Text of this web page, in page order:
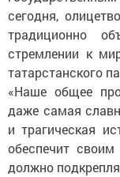
сегодня,
традиционно
стремлении к
татарстанского
«Наше общее
даже самая
и трагическая
обеспечит
должно